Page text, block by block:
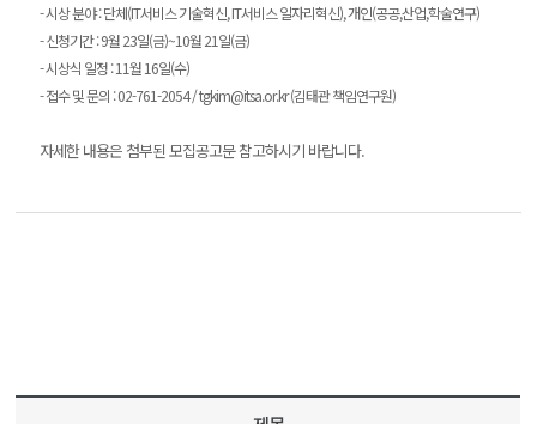
- 시상 분야 : 단체(IT서비스 기술혁신, IT서비스 일자리혁신), 개인(공공,산업,학술연구)
- 신청기간 : 9월 23일(금)~10월 21일(금)
- 시상식 일정 : 11월 16일(수)
- 접수 및 문의 : 02-761-2054 / tgkim@itsa.or.kr (김태관 책임연구원)
자세한 내용은 첨부된 모집공고문 참고하시기 바랍니다.